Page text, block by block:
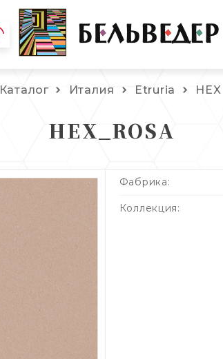
Каталог Италия Etruria HEX
HEX_ROSA
Фабрика:
Коллекция: